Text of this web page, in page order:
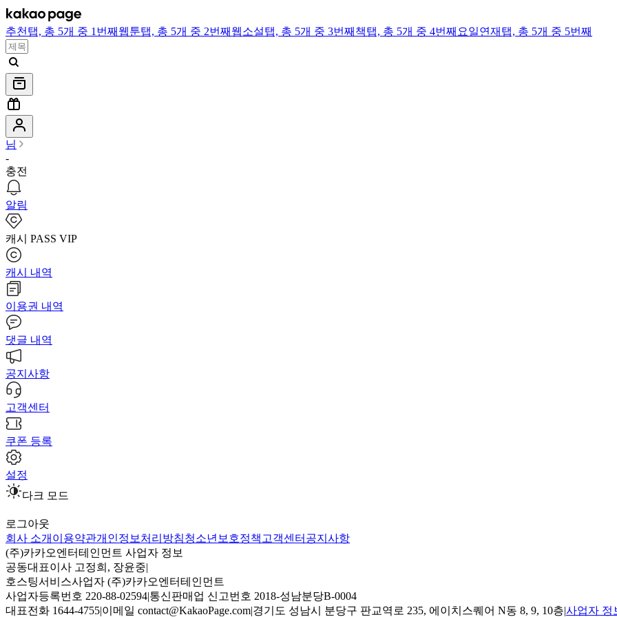
추천 탭, 총 5개 중 1번째 웹툰탭, 총 5개 중 2번째 웹소설탭, 총 5개 중 3번째 책탭, 총 5개 중 4번째 요일연재 탭, 총 5개 중 5번째
님
-
충전
알림
캐시 PASS VIP
캐시 내역
이용권 내역
댓글 내역
공지사항
고객센터
쿠폰 등록
설정
다크 모드
로그아웃
회사 소개 이용약관개인정보처리방침청소년보호정책 고객센터 공지사항
(주)카카오엔터테인먼트 사업자 정보
공동대표이사 고정희, 장윤중|
호스팅서비스사업자 (주)카카오엔터테인먼트
사업자등록번호 220-88-02594|통신판매업 신고번호 2018-성남분당B-0004
대표전화 1644-4755|이메일 contact@KakaoPage.com|경기도 성남시 분당구 판교역로 235, 에이치스퀘어 N동 8, 9, 10층|사업자 정